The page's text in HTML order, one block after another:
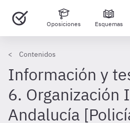
Oposiciones Esquemas
Contenidos
Información y
6. Organización
Andalucía